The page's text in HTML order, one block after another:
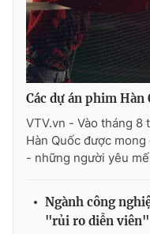
Các dự án phim Hàn
VTV.vn - Vào tháng 8
Hàn Quốc được
- những người yêu
Ngành công
"rủi ro diễn viên"